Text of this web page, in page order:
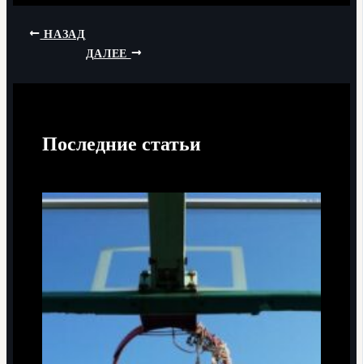
НАЗАД
ДАЛЕЕ
Последние статьи